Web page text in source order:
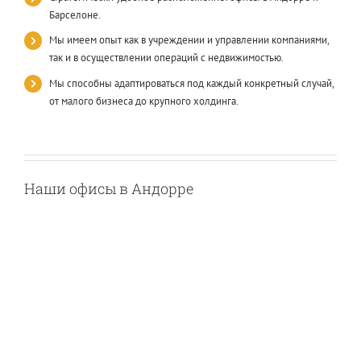
Барселоне.
Мы имеем опыт как в учреждении и управлении компаниями,
так и в осуществлении операций с недвижимостью.
Мы способны адаптироваться под каждый конкретный случай,
от малого бизнеса до крупного холдинга.
Наши офисы в Андорре